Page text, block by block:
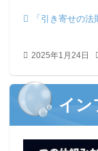
「引き寄せの
2025年1月24日
イン